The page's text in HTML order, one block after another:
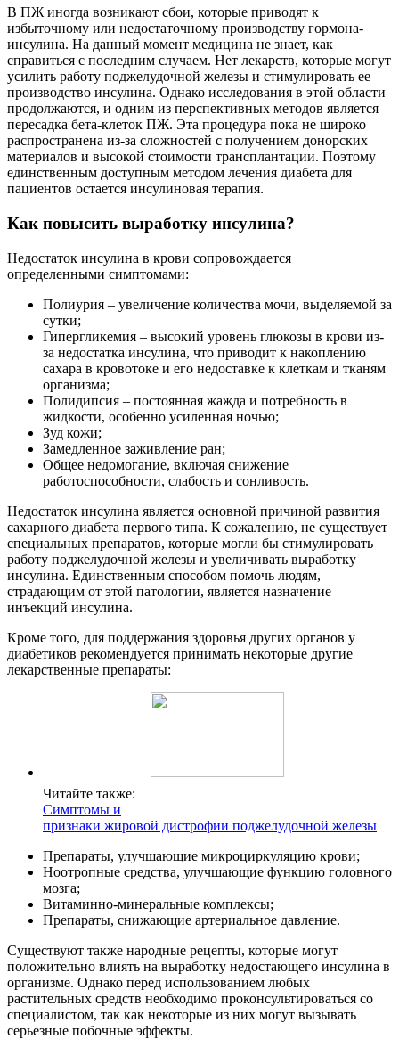
В ПЖ иногда возникают сбои, которые приводят к
избыточному или недостаточному производству гормона-
инсулина. На данный момент медицина не знает, как
справиться с последним случаем. Нет лекарств, которые могут
усилить работу поджелудочной железы и стимулировать ее
производство инсулина. Однако исследования в этой области
продолжаются, и одним из перспективных методов является
пересадка бета-клеток ПЖ. Эта процедура пока не широко
распространена из-за сложностей с получением донорских
материалов и высокой стоимости трансплантации. Поэтому
единственным доступным методом лечения диабета для
пациентов остается инсулиновая терапия.
Как повысить выработку инсулина?
Недостаток инсулина в крови сопровождается
определенными симптомами:
Полиурия – увеличение количества мочи, выделяемой за
сутки;
Гипергликемия – высокий уровень глюкозы в крови из-
за недостатка инсулина, что приводит к накоплению
сахара в кровотоке и его недоставке к клеткам и тканям
организма;
Полидипсия – постоянная жажда и потребность в
жидкости, особенно усиленная ночью;
Зуд кожи;
Замедленное заживление ран;
Общее недомогание, включая снижение
работоспособности, слабость и сонливость.
Недостаток инсулина является основной причиной развития
сахарного диабета первого типа. К сожалению, не существует
специальных препаратов, которые могли бы стимулировать
работу поджелудочной железы и увеличивать выработку
инсулина. Единственным способом помочь людям,
страдающим от этой патологии, является назначение
инъекций инсулина.
Кроме того, для поддержания здоровья других органов у
диабетиков рекомендуется принимать некоторые другие
лекарственные препараты:
Читайте также:
Симптомы и
признаки жировой дистрофии поджелудочной железы
Препараты, улучшающие микроциркуляцию крови;
Ноотропные средства, улучшающие функцию головного
мозга;
Витаминно-минеральные комплексы;
Препараты, снижающие артериальное давление.
Существуют также народные рецепты, которые могут
положительно влиять на выработку недостающего инсулина в
организме. Однако перед использованием любых
растительных средств необходимо проконсультироваться со
специалистом, так как некоторые из них могут вызывать
серьезные побочные эффекты.